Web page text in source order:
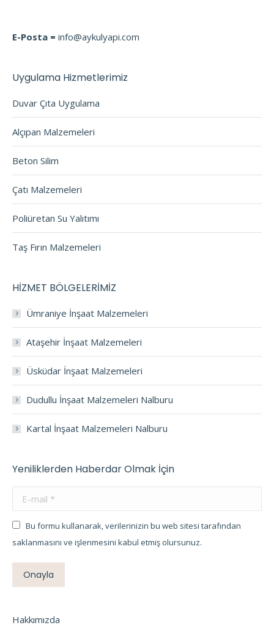
E-Posta = info@aykulyapi.com
Uygulama Hizmetlerimiz
Duvar Çıta Uygulama
Alçıpan Malzemeleri
Beton Silim
Çatı Malzemeleri
Poliüretan Su Yalıtımı
Taş Fırın Malzemeleri
HİZMET BÖLGELERİMİZ
Ümraniye İnşaat Malzemeleri
Ataşehir İnşaat Malzemeleri
Üsküdar İnşaat Malzemeleri
Dudullu İnşaat Malzemeleri Nalburu
Kartal İnşaat Malzemeleri Nalburu
Yeniliklerden Haberdar Olmak İçin
E-mail *
Bu formu kullanarak, verilerinizin bu web sitesi tarafından
saklanmasını ve işlenmesini kabul etmiş olursunuz.
Onayla
Hakkımızda